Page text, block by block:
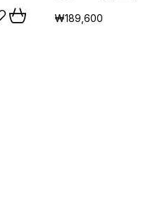
₩189,600